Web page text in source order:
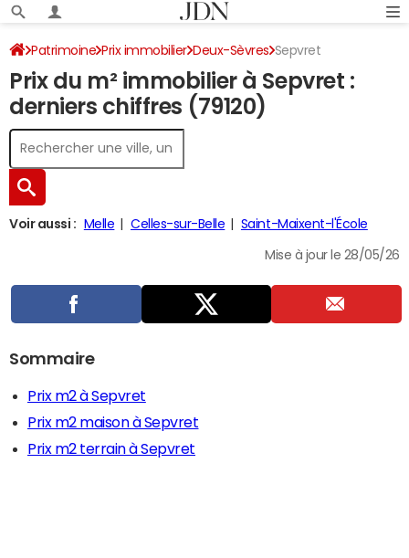
Patrimoine Prix immobilier Deux-Sèvres Sepvret
Prix du m² immobilier à Sepvret :
derniers chiffres (79120)
Voir aussi : Melle Celles-sur-Belle Saint-Maixent-l'École
Mise à jour le 28/05/26
Sommaire
Prix m2 à Sepvret
Prix m2 maison à Sepvret
Prix m2 terrain à Sepvret